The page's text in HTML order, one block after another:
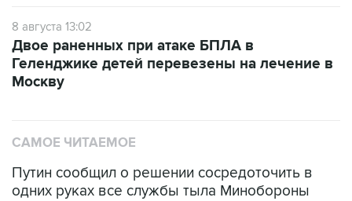
8 августа 13:02
Двое раненных при атаке БПЛА в
Геленджике детей перевезены на лечение в
Москву
САМОЕ ЧИТАЕМОЕ
Путин сообщил о решении сосредоточить в
одних руках все службы тыла Минобороны